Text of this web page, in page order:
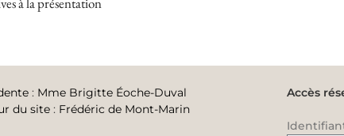
: Mme Brigitte Éoche-Duval
du site: Frédéric de Mont-Marin
Accès